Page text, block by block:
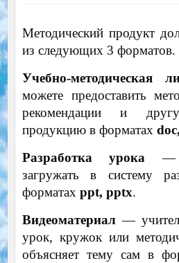
Методический продукт
из следующих 3 форматов.
Учебно-методическая
можете предоставить
рекомендации и
продукцию в форматах
Разработка урока —
загружать в систему
форматах ppt, pptx.
Видеоматериал—
урок, кружок или
объясняет тему сам в